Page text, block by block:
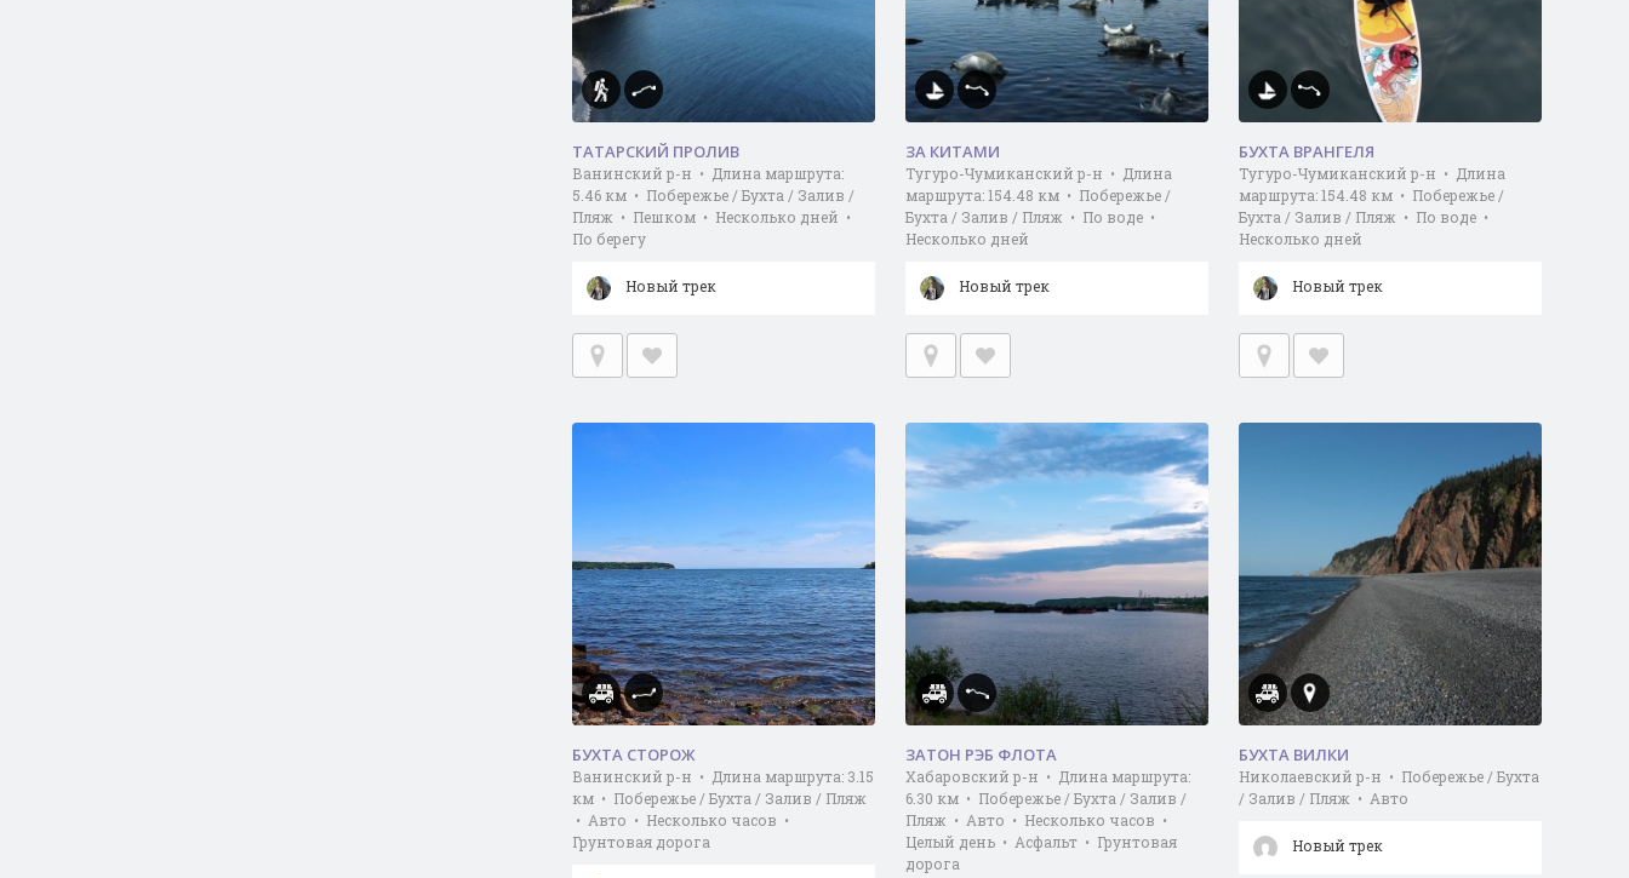
ТАТАРСКИЙ ПРОЛИВ
Ванинский р-н • Длина маршрута:
5.46 км • Побережье / Бухта / Залив /
Пляж • Пешком • Несколько дней •
По берегу
Новый трек
ЗА КИТАМИ
Тугуро-Чумиканский р-н • Длина
маршрута: 154.48 км • Побережье /
Бухта / Залив / Пляж • По воде •
Несколько дней
Новый трек
БУХТА ВРАНГЕЛЯ
Тугуро-Чумиканский р-н • Длина
маршрута: 154.48 км • Побережье /
Бухта / Залив / Пляж • По воде •
Несколько дней
Новый трек
БУХТА СТОРОЖ
Ванинский р-н • Длина маршрута: 3.15
км • Побережье / Бухта / Залив / Пляж
• Авто • Несколько часов •
Грунтовая дорога
ЗАТОН РЭБ ФЛОТА
Хабаровский р-н • Длина маршрута:
6.30 км • Побережье / Бухта / Залив /
Пляж • Авто • Несколько часов •
Целый день • Асфальт • Грунтовая
дорога
БУХТА ВИЛКИ
Николаевский р-н • Побережье / Бухта
/ Залив / Пляж • Авто
Новый трек